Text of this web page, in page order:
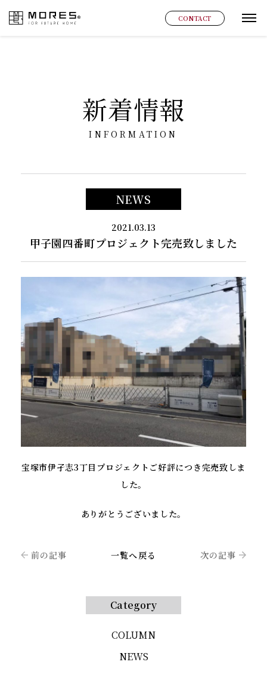
MORES CONTACT グ
新着情報
INFORMATION
NEWS
2021.03.13
甲子園四番町プロジェクト完売致しました
宝塚市伊孑志3丁目プロジェクトご好評につき完売致しま
した。
ありがとうございました。
前の記事 一覧へ戻る 次の記事
Category
COLUMN
NEWS